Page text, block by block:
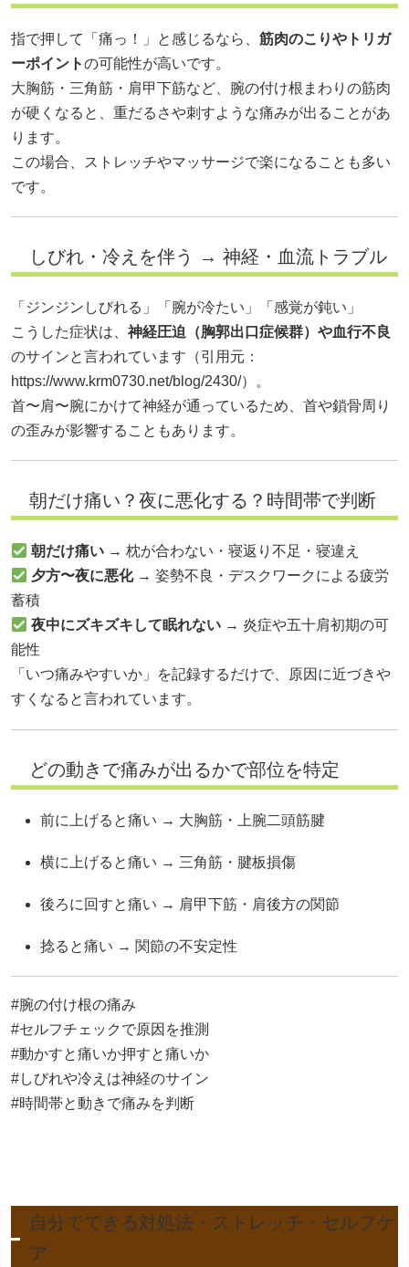
指で押して「痛っ！」と感じるなら、 筋肉のこりやトリガ
ーポイントの可能性が高いです。
大胸筋・三角筋・肩甲下筋など、腕の付け根まわりの筋肉
が硬くなると、重だるさや刺すような痛みが出ることがあ
ります。
この場合、ストレッチやマッサージで楽になることも多い
です。
しびれ・冷えを伴う → 神経・血流トラブル
「ジンジンしびれる」「腕が冷たい」「感覚が鈍い」
こうした症状は、 神経圧迫（胸郭出口症候群）や血行不良
のサインと言われています（引用元：
https://www.krm0730.net/blog/2430/）。
首〜肩〜腕にかけて神経が通っているため、首や鎖骨周り
の歪みが影響することもあります。
朝だけ痛い？夜に悪化する？時間帯で判断
朝だけ痛い → 枕が合わない・寝返り不足・寝違え
夕方〜夜に悪化→ 姿勢不良・デスクワークによる疲労
蓄積
夜中にズキズキして眠れない → 炎症や五十肩初期の可
能性
「いつ痛みやすいか」を記録するだけで、原因に近づきや
すくなると言われています。
どの動きで痛みが出るかで部位を特定
前に上げると痛い → 大胸筋・上腕二頭筋腱
横に上げると痛い → 三角筋・腱板損傷
後ろに回すと痛い → 肩甲下筋・肩後方の関節
捻ると痛い → 関節の不安定性
#腕の付け根の痛み
#セルフチェックで原因を推測
#動かすと痛いか押すと痛いか
#しびれや冷えは神経のサイン
#時間帯と動きで痛みを判断
自分でできる対処法・ストレッチ・セルフケ
ア